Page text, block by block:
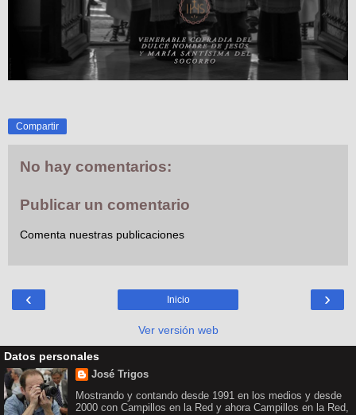
Compartir
No hay comentarios:
Publicar un comentario
Comenta nuestras publicaciones
‹ ›
Inicio
Ver versión web
Datos personales
José Trigos
Mostrando y contando desde 1991 en los medios y desde
2000 con Campillos en la Red y ahora Campillos en la Red,